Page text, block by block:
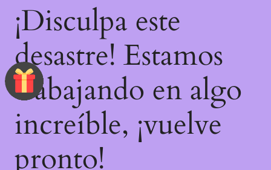
¡Disculpa este
desastre! Estamos
trabajando en algo
increíble, ¡vuelve
pronto!